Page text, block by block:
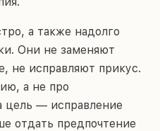
а также надолго
Они не заменяют
не исправляют прикус.
а не про
цель — исправление
отдать предпочтение